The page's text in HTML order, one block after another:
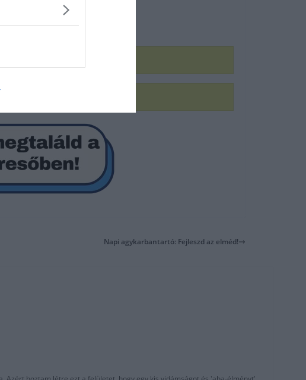
Napi agykarbantartó: Fejleszd az elméd!